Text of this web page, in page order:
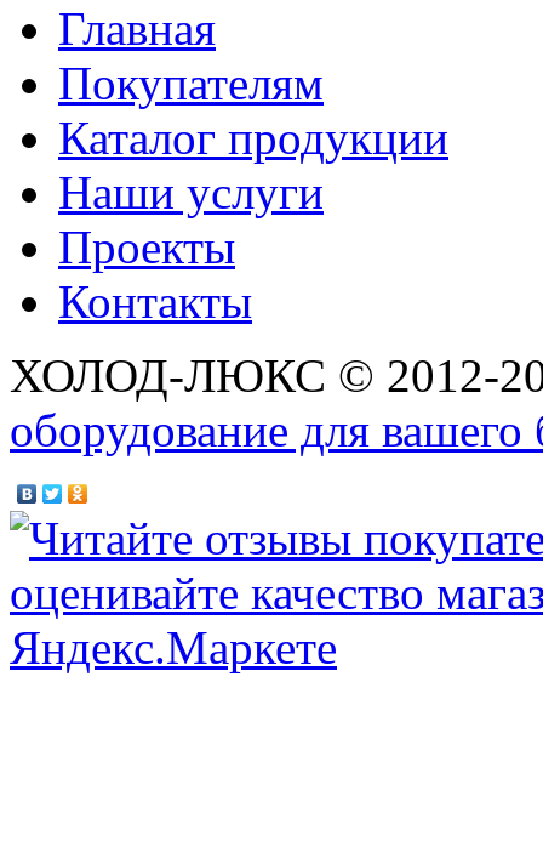
Главная
Покупателям
Каталог продукции
Наши услуги
Проекты
Контакты
ХОЛОД-ЛЮКС © 2012-
оборудование для вашего